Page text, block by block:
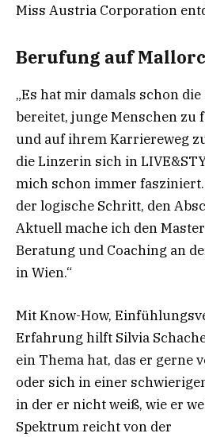
Miss Austria Corporation
Berufung auf
„Es hat mir damals schon
bereitet, junge Menschen zu
und auf ihrem Karriereweg
die Linzerin sich in
mich schon immer fasziniert.
der logische Schritt, den
Aktuell mache ich den
Beratung und Coaching an
in Wien.“
Mit Know-How,
Erfahrung hilft Silvia
ein Thema hat, das er gerne
oder sich in einer
in der er nicht weiß, wie er
Spektrum reicht von der